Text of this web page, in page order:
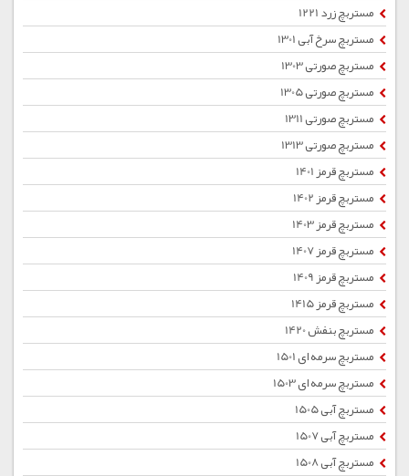
مستربچ زرد 1221
مستربچ سرخ آبی 1301
مستربچ صورتی 1303
مستربچ صورتی 1305
مستربچ صورتی 1311
مستربچ صورتی 1313
مستربچ قرمز 1401
مستربچ قرمز 1402
مستربچ قرمز 1403
مستربچ قرمز 1407
مستربچ قرمز 1409
مستربچ قرمز 1415
مستربچ بنفش 1420
مستربچ سرمه ای 1501
مستربچ سرمه ای 1503
مستربچ آبی 1505
مستربچ آبی 1507
مستربچ آبی 1508